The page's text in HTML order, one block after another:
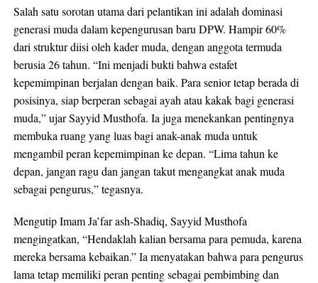
Salah satu sorotan utama dari pelantikan ini adalah dominasi
generasi muda dalam kepengurusan baru DPW. Hampir 60%
dari struktur diisi oleh kader muda, dengan anggota termuda
berusia 26 tahun. “Ini menjadi bukti bahwa estafet
kepemimpinan berjalan dengan baik. Para senior tetap berada di
posisinya, siap berperan sebagai ayah atau kakak bagi generasi
muda,” ujar Sayyid Musthofa. Ia juga menekankan pentingnya
membuka ruang yang luas bagi anak-anak muda untuk
mengambil peran kepemimpinan ke depan. “Lima tahun ke
depan, jangan ragu dan jangan takut mengangkat anak muda
sebagai pengurus,” tegasnya.
Mengutip Imam Ja’far ash-Shadiq, Sayyid Musthofa
mengingatkan, “Hendaklah kalian bersama para pemuda, karena
mereka bersama kebaikan.” Ia menyatakan bahwa para pengurus
lama tetap memiliki peran penting sebagai pembimbing dan